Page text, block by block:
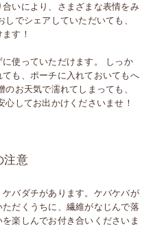
いにより、さまざまな表情をみ
でシェアしていただいても、
す！
使っていただけます。 しっか
も、ポーチに入れておいてもへ
お天気で濡れてしまっても、
してお出かけくださいませ！
注意
バダチがあります。ケバケバが
だくうちに、繊維がなじんで落
楽しんでお付き合いくださいま